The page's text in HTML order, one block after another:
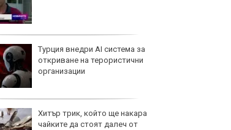
Турция внедри AI система за
откриване на терористични
организации
Хитър трик, който ще накара
чайките да стоят далеч от